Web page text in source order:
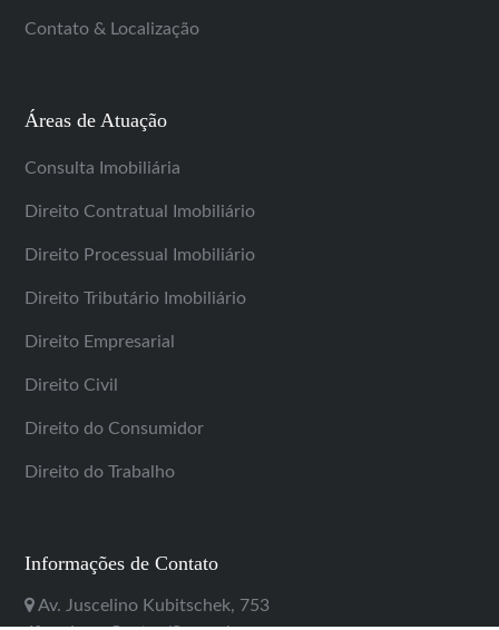
Contato & Localização
Áreas de Atuação
Consulta Imobiliária
Direito Contratual Imobiliário
Direito Processual Imobiliário
Direito Tributário Imobiliário
Direito Empresarial
Direito Civil
Direito do Consumidor
Direito do Trabalho
Informações de Contato
Av. Juscelino Kubitschek, 753